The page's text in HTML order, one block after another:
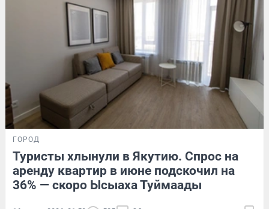
ГОРОД
Туристы хлынули в Якутию. Спрос на
аренду квартир в июне подскочил на
36% — скоро Ысыаха Туймаады